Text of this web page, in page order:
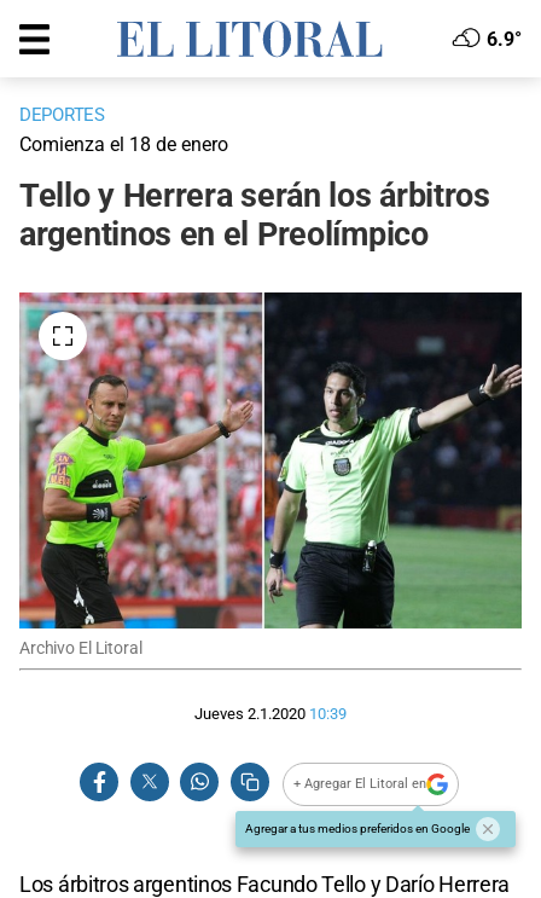
6.9°
DEPORTES
Comienza el 18 de enero
Tello y Herrera serán los árbitros
argentinos en el Preolímpico
Archivo El Litoral
Jueves 2.1.2020 10:39
+ Agregar El Litoral en
Agregar a tus medios preferidos en Google
Los árbitros argentinos Facundo Tello y Darío Herrera